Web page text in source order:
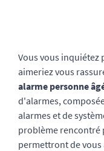
Vous vous inquiétez
aimeriez vous
alarme personne
d'alarmes,
alarmes et de
problème rencontré
permettront de vous